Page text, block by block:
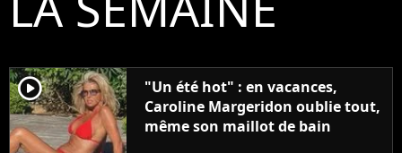
player2
"Un été hot" : en vacances,
Caroline Margeridon oublie tout,
même son maillot de bain